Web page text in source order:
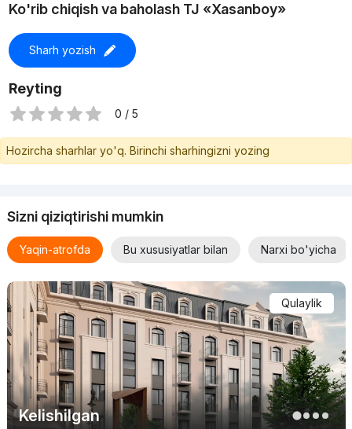
Ko'rib chiqish va baholash TJ «Xasanboy»
Sharh yozish
Reyting
0 / 5
Hozircha sharhlar yo'q. Birinchi sharhingizni yozing
Sizni qiziqtirishi mumkin
Yaqin-atrofda Bu xususiyatlar bilan Narxi bo'yicha
Qulaylik
Kelishilgan